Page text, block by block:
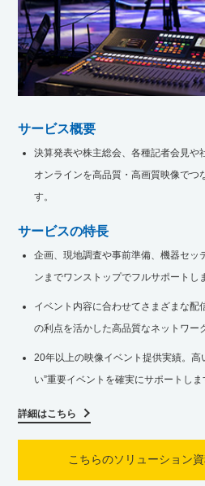
サービス概要
決算発表や株主総会、各種記者会見や
オンラインを高品質・高画質映像でつ
す。
サービスの特長
企画、現地調査や事前準備、機器セッ
ンまでワンストップでフルサポートし
イベント内容に合わせてさまざまな配
の利点を活かした高品質なネットワー
20年以上の映像イベント提供実績。高
い”重要イベントを確実にサポートしま
詳細はこちら
こちらのソリューション